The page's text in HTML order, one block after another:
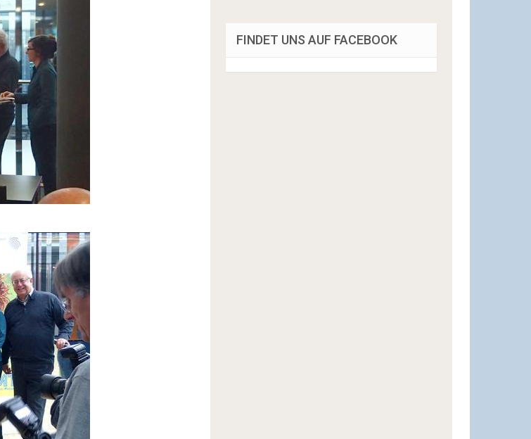
FINDET UNS AUF FACEBOOK